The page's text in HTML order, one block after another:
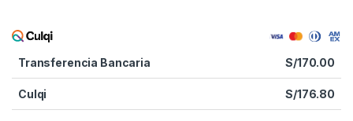
Transferencia Bancaria S/170.00
Culqi S/176.80